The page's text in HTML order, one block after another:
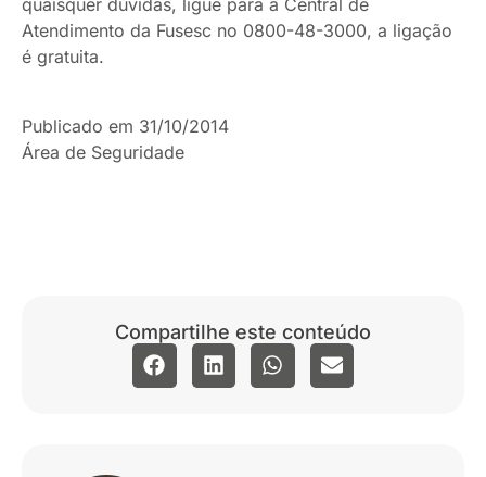
quaisquer dúvidas, ligue para a Central de
Atendimento da Fusesc no 0800-48-3000, a ligação
é gratuita.
Publicado em 31/10/2014
Área de Seguridade
Compartilhe este conteúdo